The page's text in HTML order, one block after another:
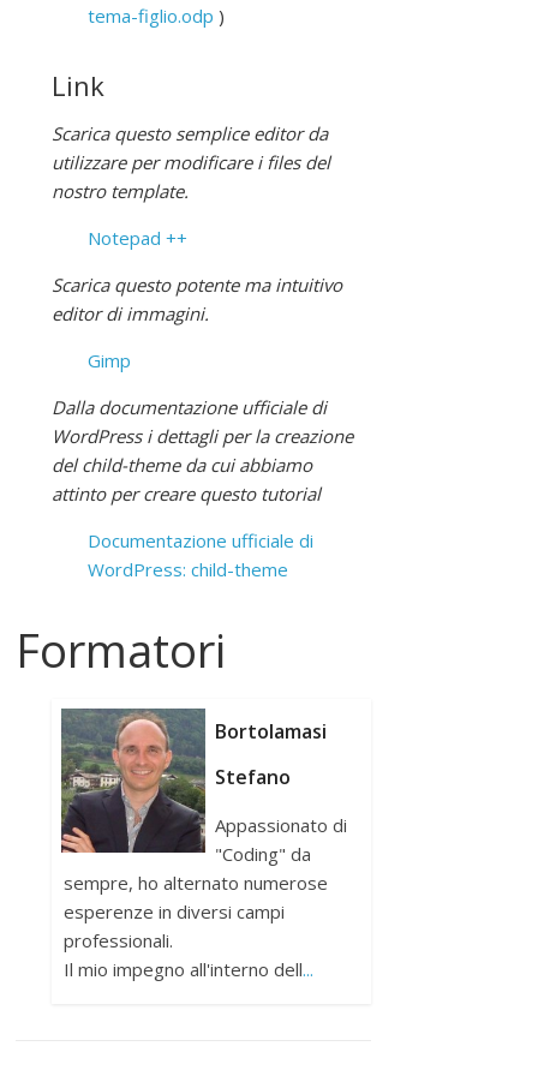
tema-figlio.odp )
Link
Scarica questo semplice editor da
utilizzare per modificare i files del
nostro template.
Notepad ++
Scarica questo potente ma intuitivo
editor di immagini.
Gimp
Dalla documentazione ufficiale di
WordPress i dettagli per la creazione
del child-theme da cui abbiamo
attinto per creare questo tutorial
Documentazione ufficiale di
WordPress: child-theme
Formatori
Bortolamasi
Stefano
Appassionato di
"Coding" da
sempre, ho alternato numerose
esperenze in diversi campi
professionali.
Il mio impegno all'interno dell...